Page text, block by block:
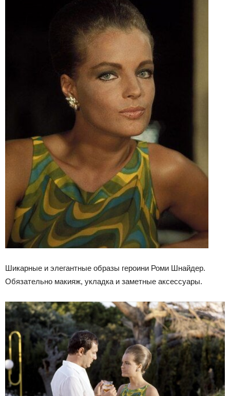
Шикарные и элегантные образы героини Роми Шнайдер.
Обязательно макияж, укладка и заметные аксессуары.